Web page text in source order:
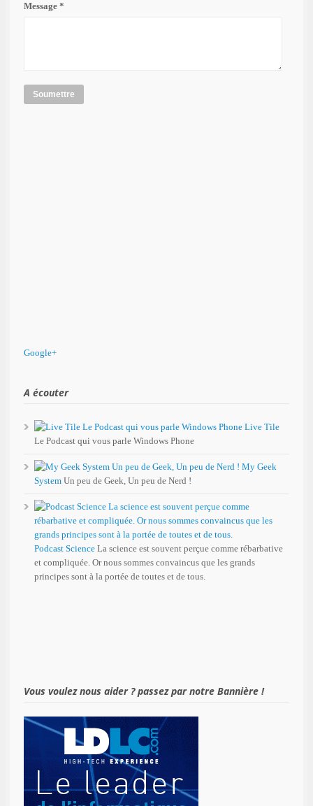
Message *
Soumettre
Google+
A écouter
Live Tile
Le Podcast qui vous parle Windows Phone
My Geek
System Un peu de Geek, Un peu de Nerd !
Podcast Science La science est souvent perçue comme rébarbative
et compliquée. Or nous sommes convaincus que les grands
principes sont à la portée de toutes et de tous.
Vous voulez nous aider ? passez par notre Bannière !